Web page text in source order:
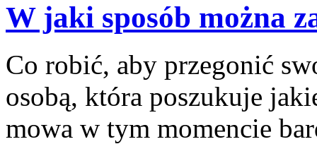
W jaki sposób można
Co robić, aby przegonić
osobą, która poszukuje
mowa w tym momencie